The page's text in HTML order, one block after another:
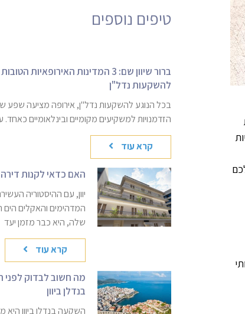
טיפים נוספים​
ברור שיוון שם: 3 המדינות האירופאיות
להשקעות נדל"ן
בכל הנוגע להשקעות נדל"ן, אירופה מציעה שפע
הזדמנויות למשקיעים מקומיים ובינלאומיים כאחד.
קרא עוד
האם כדאי לקנות דירה
יוון, עם ההיסטוריה
המדהימים והאקלים הים
שלה, היא כבר מזמן יעד
קרא עוד
מה חשוב לבדוק
בנדלן ביוון
השקעה בנדלן ביוון היא